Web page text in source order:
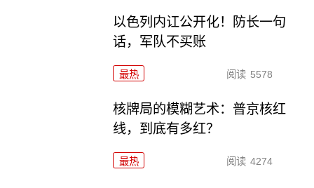
以色列内讧公开化！防长一句
话，军队不买账
最热 阅读 5578
核牌局的模糊艺术：普京核红
线，到底有多红？
最热 阅读 4274